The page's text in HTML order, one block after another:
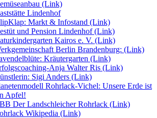
(Link)
Lindenhof
Markt & Infostand (Link)
und Pension Lindenhof (Link)
Kairos e. V. (Link)
Berlin Brandenburg: (Link)
Kräutergarten (Link)
Anja Walter Ris (Link)
Sigi Anders (Link)
Rohrlack-Vichel: Unsere Erde ist
Apfel!
Der Landschleicher Rohrlack (Link)
Wikipedia (Link)